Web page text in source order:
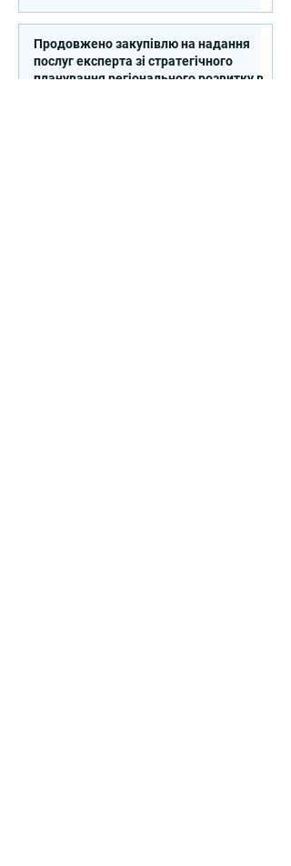
Продовжено закупівлю на надання
послуг експерта зі стратегічного
планування регіонального розвитку в